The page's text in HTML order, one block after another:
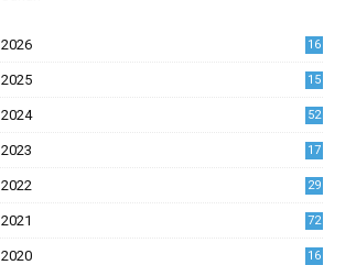
2026 16
2025 15
2024 52
2023
17
2022
29
2021
72
2020
16